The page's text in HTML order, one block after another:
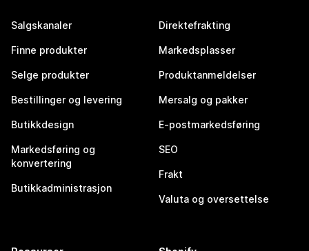
Salgskanaler
Finne produkter
Selge produkter
Bestillinger og levering
Butikkdesign
Markedsføring og
konvertering
Butikkadministrasjon
Direktefrakting
Markedsplasser
Produktanmeldelser
Mersalg og pakker
E-postmarkedsføring
SEO
Frakt
Valuta og oversettelse